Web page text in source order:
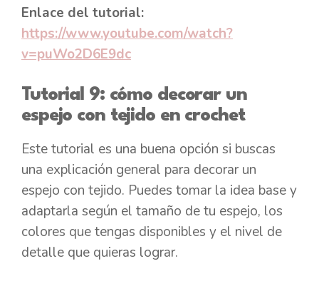
Enlace del tutorial:
https://www.youtube.com/watch?
v=puWo2D6E9dc
Tutorial 9: cómo decorar un
espejo con tejido en crochet
Este tutorial es una buena opción si buscas
una explicación general para decorar un
espejo con tejido. Puedes tomar la idea base y
adaptarla según el tamaño de tu espejo, los
colores que tengas disponibles y el nivel de
detalle que quieras lograr.